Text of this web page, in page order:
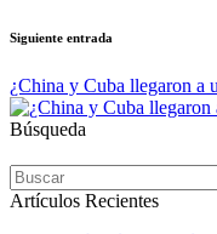
Siguiente entrada
¿China y Cuba llegaron a
Búsqueda
Artículos Recientes